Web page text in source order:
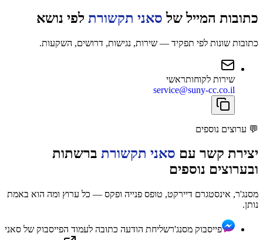
כתובות המייל של סאני תקשורת לפי נושא
כתובות שונות לפי תפקיד — שירות, נגישות, דרושים, השקעות.
שירות לקוחותראשי
service@suny-cc.co.il
💬 ערוצים נוספים
יצירת קשר עם סאני תקשורת ברשתות
ובערוצים נוספים
מסנג'ר, אינסטגרם דיירקט, טופס פנייה ופקס — כל ערוץ ומה הוא באמת
נותן.
פייסבוק מסנג'רשליחת הודעה כתובה לעמוד הפייסבוק של סאני